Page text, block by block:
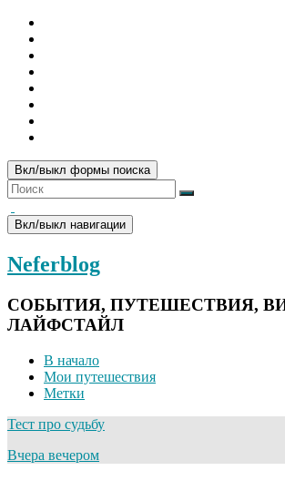
Вкл/выкл формы поиска
Вкл/выкл навигации
Neferblog
СОБЫТИЯ, ПУТЕШЕСТВИЯ,
ЛАЙФСТАЙЛ
В начало
Мои путешествия
Метки
Тест про судьбу
Вчера вечером